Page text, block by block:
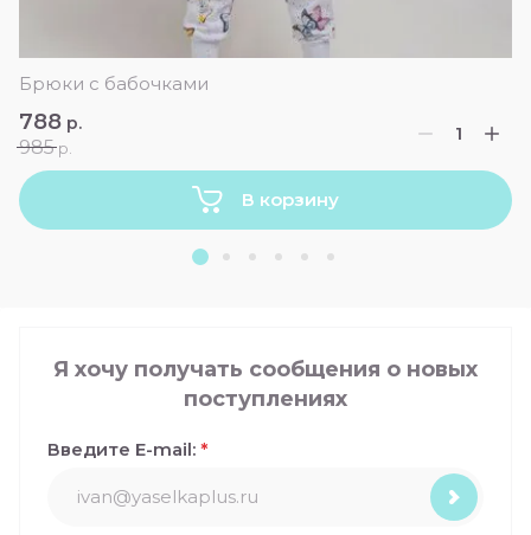
Брюки с бабочками
985 р.
788 р.
В корзину
Я хочу получать сообщения о новых
поступлениях
Введите E-mail: *